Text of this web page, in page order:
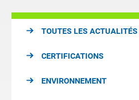
TOUTES LES ACTUALITÉS
CERTIFICATIONS
ENVIRONNEMENT